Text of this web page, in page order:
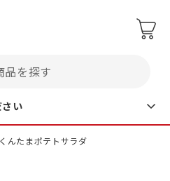
品を探す
い
くんたまポテトサラダ